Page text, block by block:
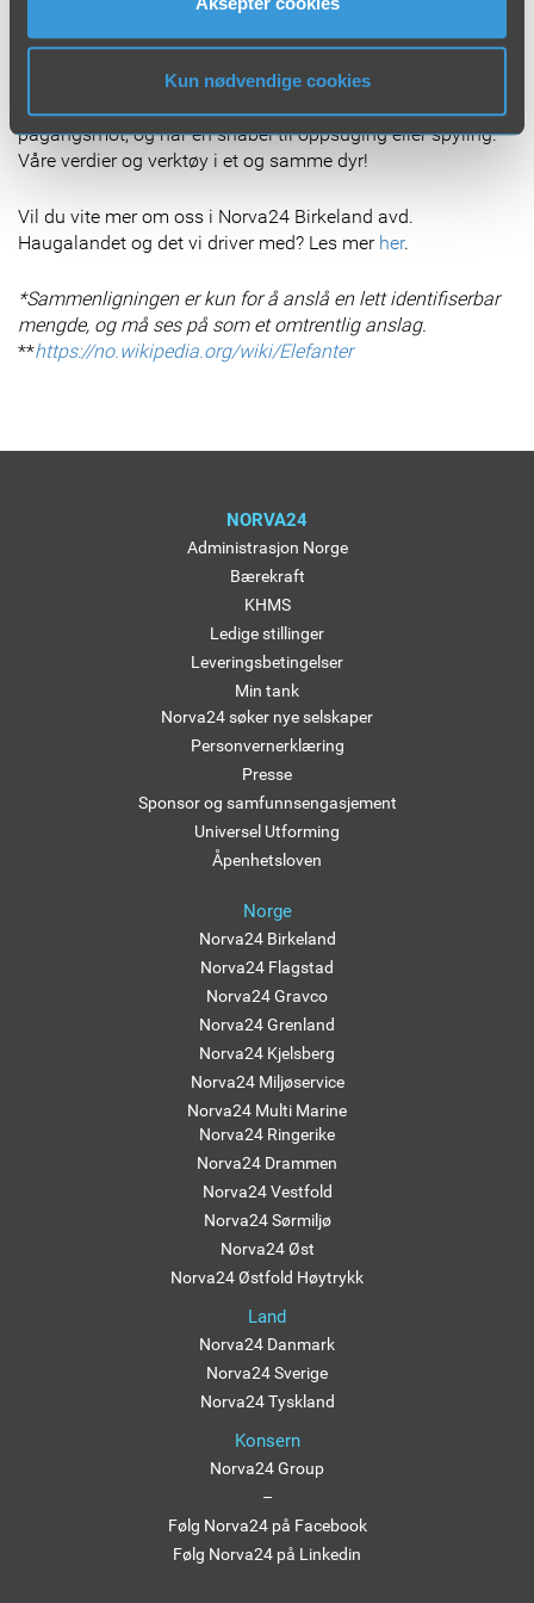
Kun nødvendige cookies
ble «født» i 1989? Den kom til verden for å gi bilene, som
den gang var grå og kjedelige, mer identitet – i stil med
selskapet. Elefanten er et symbol på størrelse, kraft og
pågangsmot, og har en snabel til oppsuging eller spyling.
Våre verdier og verktøy i et og samme dyr!
Vil du vite mer om oss i Norva24 Birkeland avd.
Haugalandet og det vi driver med? Les mer her.
*Sammenligningen er kun for å anslå en lett identifiserbar
mengde, og må ses på som et omtrentlig anslag.
**https://no.wikipedia.org/wiki/Elefanter
NORVA24
Administrasjon Norge
Bærekraft
KHMS
Ledige stillinger
Leveringsbetingelser
Min tank
Norva24 søker nye selskaper
Personvernerklæring
Presse
Sponsor og samfunnsengasjement
Universel Utforming
Åpenhetsloven
Norge
Norva24 Birkeland
Norva24 Flagstad
Norva24 Gravco
Norva24 Grenland
Norva24 Kjelsberg
Norva24 Miljøservice
Norva24 Multi Marine
Norva24 Ringerike
Norva24 Drammen
Norva24 Vestfold
Norva24 Sørmiljø
Norva24 Øst
Norva24 Østfold Høytrykk
Land
Norva24 Danmark
Norva24 Sverige
Norva24 Tyskland
Konsern
Norva24 Group
–
Følg Norva24 på Facebook
Følg Norva24 på Linkedin